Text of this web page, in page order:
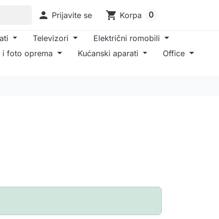
 Prijavite se shopping_cart Korpa 0
Televizori
Električni romobili
i foto oprema Kućanski aparati
Office